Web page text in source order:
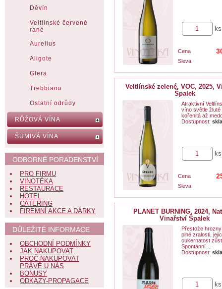
ks
Cena
Sleva
Veltlínské zelené, VOC, 2025,
Špalek
Atraktivní
víno světle žluté
kořenitá až
Dostupnost:
ks
Cena
Sleva
PLANET BURNING, 2024,
Vinařství Špalek
Přestože
plné zralosti,
cukernatost
Spontánní ...
Dostupnost:
ks
Děvín
Veltlínské červené
rané
Aurelius
Aligote
Glera
Trebbiano
Ostatní odrůdy
RŮŽOVÁ VÍNA
ŠUMIVÁ VÍNA
ODBORNÉ PORADENSTVÍ
PRO FIRMU
VINOTÉKA
RESTAURACE
HOTEL
CATERING
FIREMNÍ AKCE A DÁRKY
DŮLEŽITÉ INFORMACE
OBCHODNÍ PODMÍNKY
JAK NAKUPOVAT
PROČ NAKUPOVAT
PRÁVĚ U NÁS
BONUSY
ODKAZY-PROPAGACE